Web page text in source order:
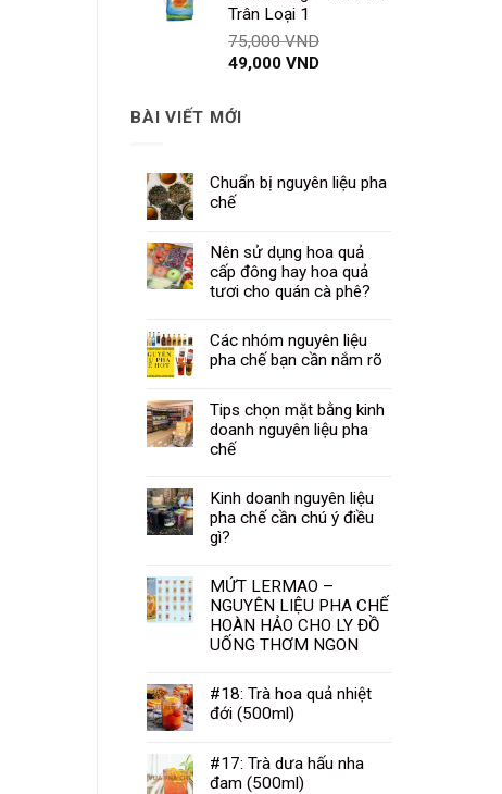
Trân Loại 1
75,000VND
49,000 VNDGiá
BÀI VIẾT MỚI
Chuẩn bị nguyên liệu pha
chế
Nên sử dụng hoa quả
cấp đông hay hoa quả
tươi cho quán cà phê?
Các nhóm nguyên liệu
pha chế bạn cần nắm rõ
Tips chọn mặt bằng kinh
doanh nguyên liệu pha
chế
Kinh doanh nguyên liệu
pha chế cần chú ý điều
gì?
MỨT LERMAO –
NGUYÊN LIỆU PHA CHẾ
HOÀN HẢO CHO LY ĐỒ
UỐNG THƠM NGON
#18: Trà hoa quả nhiệt
đới (500ml)
#17: Trà dưa hấu nha
đam (500ml)